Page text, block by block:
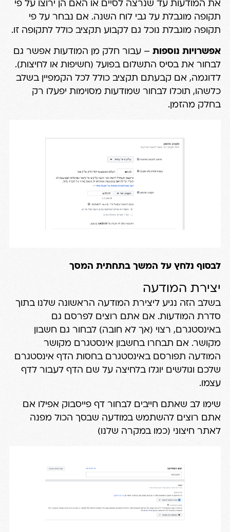
את המודעות עד שנרצה לסיים או האם הן ירוצו על פי
תקופה מוגבלת על גבי לוח השנה. אם נבחר על פי
תקופה מוגבלת נוכל גם לקבוע תקציב כולל לתקופה זו.
אפשרויות נוספות– עבור חלק מן המודעות אפשר גם
לבחור את בסיס התשלום בפועל (חשיפות או לחיצות).
לדוגמה, אם קבעתם תקציב כולל לכל הקמפיין בשלב
כלשהו, תוכלו לבחור שמודעות מסוימות יפעלו רק
בחלק מהזמן.
לבסוף נלחץ על המשך בתחתית המסך
יצירת המודעה
בשלב הזה נגיע ליצירת המודעה הראשונה שלנו בתוך
סדרת המודעות. אם אתם רוצים לפרסם גם
באינסטגרם, רצוי (אך לא חובה) לבחור גם חשבון
מקושר. אם תבחרו בחשבון אינסטגרם מקושר
המודעה תפורסם באינסטגרם בחסות הדף אינסטגרם
שלכם וגולשים יוגלו בלחיצה על שם הדף לעבור לדף
עצמו.
שימו לב שאתם חייבים לבחור דף פייסבוק אפילו אם
אתם רוצים להשתמש במודעה שבסך הכול מפנה
לאתר חיצוני (כמו במקרה שלנו)